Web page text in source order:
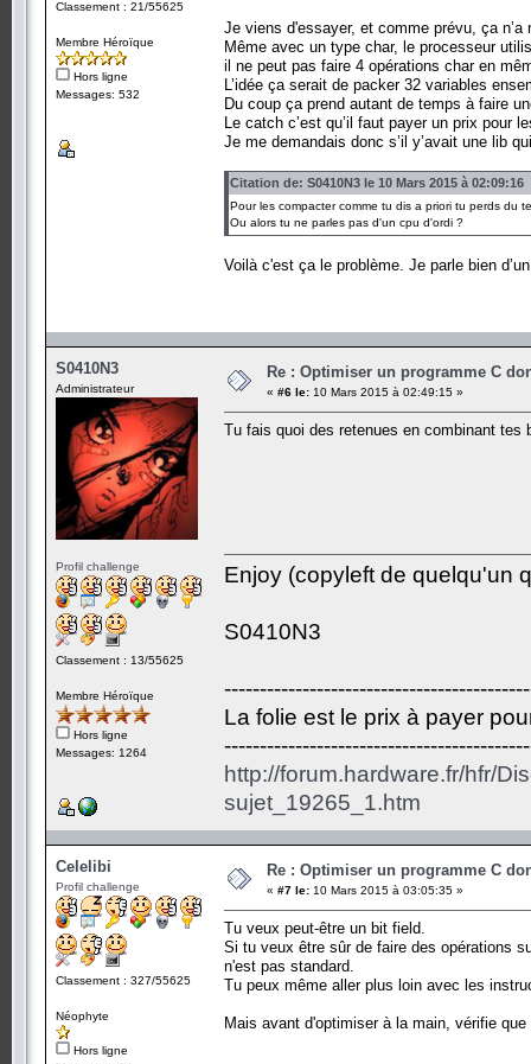
Classement : 21/55625
Membre Héroïque
Hors ligne
Messages: 532
Je viens d'essayer, et comme prévu, ça n’a
Même avec un type char, le processeur
il ne peut pas faire 4 opérations char en
L’idée ça serait de packer 32 variables
Du coup ça prend autant de temps à faire
Le catch c’est qu’il faut payer un prix pour
Je me demandais donc s’il y’avait une lib
Citation de: S0410N3 le 10 Mars 2015 à 02:09:16
Pour les compacter comme tu dis a priori tu perds du
Ou alors tu ne parles pas d'un cpu d'ordi ?
Voilà c'est ça le problème. Je parle bien
S0410N3
Administrateur
Profil challenge
Classement : 13/55625
Membre Héroïque
Hors ligne
Messages: 1264
Re : Optimiser un programme C
« #6 le: 10 Mars 2015 à 02:49:15 »
Tu fais quoi des retenues en combinant tes
Enjoy (copyleft de quelqu'un
S0410N3
La folie est le prix à payer
http://forum.hardware.fr/hfr/
sujet_19265_1.htm
Celelibi
Profil challenge
Classement : 327/55625
Néophyte
Hors ligne
Re : Optimiser un programme C
« #7 le: 10 Mars 2015 à 03:05:35 »
Tu veux peut-être un bit field.
Si tu veux être sûr de faire des opérations
n'est pas standard.
Tu peux même aller plus loin avec les
Mais avant d'optimiser à la main, vérifie